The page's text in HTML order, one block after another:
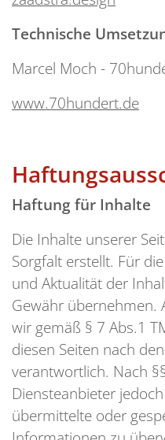
Technische
Marcel Moch -
www.70hundert.de
Haftung für Inhalte
Die Inhalte unserer
Sorgfalt erstellt. Für
und Aktualität der
Gewähr übernehmen.
wir gemäß § 7 Abs.1
diesen Seiten nach
verantwortlich. Nach
Diensteanbieter
übermittelte oder